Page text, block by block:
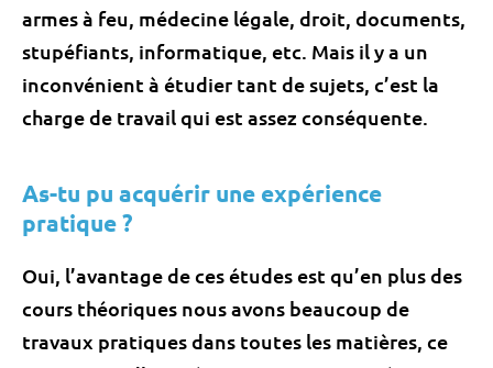
armes à feu, médecine légale, droit, documents,
stupéfiants, informatique, etc. Mais il y a un
inconvénient à étudier tant de sujets, c’est la
charge de travail qui est assez conséquente.
As-tu pu acquérir une expérience
pratique ?
Oui, l’avantage de ces études est qu’en plus des
cours théoriques nous avons beaucoup de
travaux pratiques dans toutes les matières, ce